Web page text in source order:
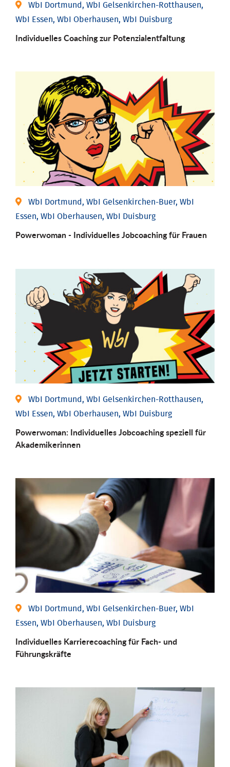
WbI Dortmund, WbI Gelsenkirchen-Rotthausen,
WbI Essen, WbI Oberhausen, WbI Duisburg
Individuelles Coaching zur Potenzialentfaltung
WbI Dortmund, WbI Gelsenkirchen-Buer, WbI
Essen, WbI Oberhausen, WbI Duisburg
Powerwoman - Individu­elles Job­coaching für Frauen
WbI Dortmund, WbI Gelsenkirchen-Rotthausen,
WbI Essen, WbI Oberhausen, WbI Duisburg
Powerwoman: Individu­elles Job­coaching speziell für
Aka­demiker­innen
WbI Dortmund, WbI Gelsenkirchen-Buer, WbI
Essen, WbI Oberhausen, WbI Duisburg
Individu­elles Karrierecoaching für Fach-­ und
Führungs­kräfte